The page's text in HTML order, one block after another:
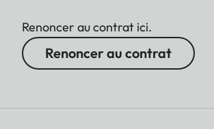
Renoncer au contrat ici.
Renoncer au contrat